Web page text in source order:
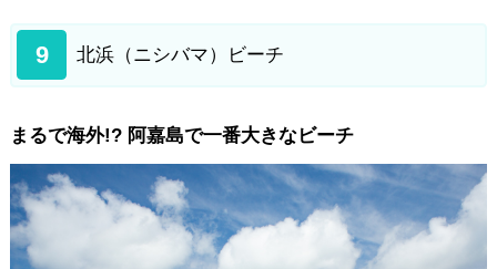
9 北浜（ニシバマ）ビーチ
まるで海外!? 阿嘉島で一番大きなビーチ